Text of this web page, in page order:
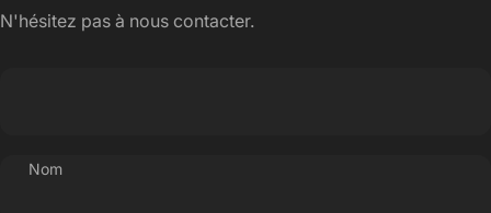
N'hésitez pas à nous contacter.
Nom